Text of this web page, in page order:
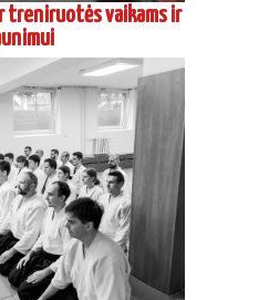
treniruotės vaikams ir